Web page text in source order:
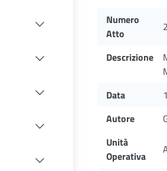
Numero
Atto
Descrizione
Data
Autore
Unità
Operativa